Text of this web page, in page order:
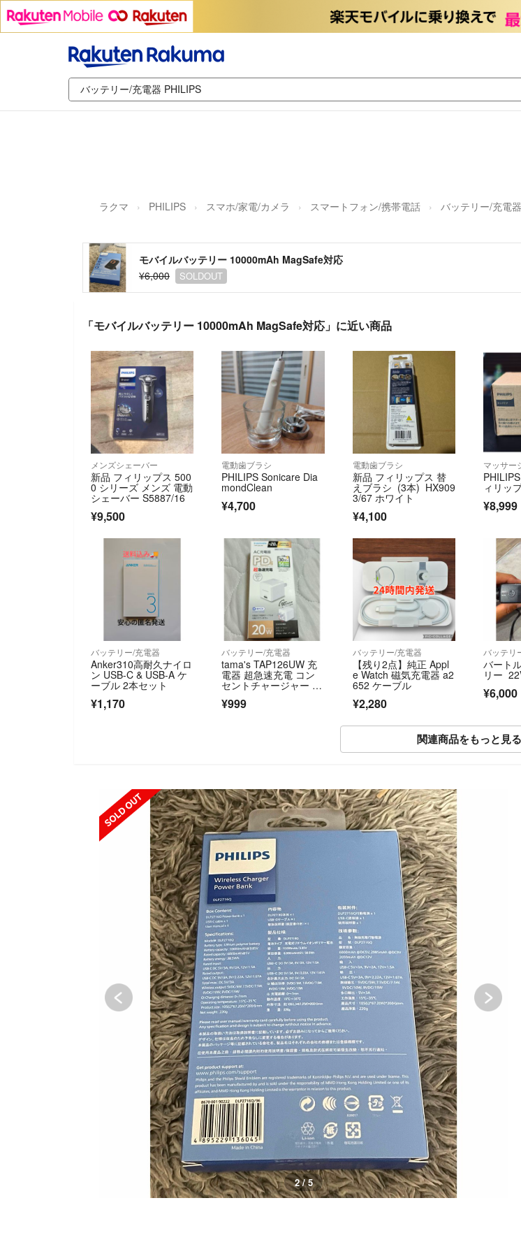
ラクマ PHILIPS スマホ/家電/カメラ スマートフォン/携帯電話 バッテリー/充電器
モバイルバッテリー 10000mAh MagSafe対応
¥6,000
SOLDOUT
「モバイルバッテリー 10000mAh MagSafe対応」に近い商品
メンズシェーバー
新品 フィリップス 500
0 シリーズ メンズ 電動
シェーバー S5887/16
¥9,500
電動歯ブラシ
PHILIPS Sonicare Dia
mondClean
¥4,700
電動歯ブラシ
新品 フィリップス 替
えブラシ (3本) HX909
3/67 ホワイト
¥4,100
マッサー
ィリッ
¥8,999
バッテリー/充電器
Anker310高耐久ナイロ
ン USB-C & USB-A ケ
ーブル 2本セット
¥1,170
バッテリー/充電器
tama's TAP126UW 充
電器 超急速充電 コン
セントチャージャー Ty
¥999
バッテリー/充電器
【残り2点】純正 Appl
e Watch 磁気充電器 a2
652 ケーブル
¥2,280
バッテリ
バート
リー
¥6,000
関連商品をもっと見る
SOLD OUT
2 / 5